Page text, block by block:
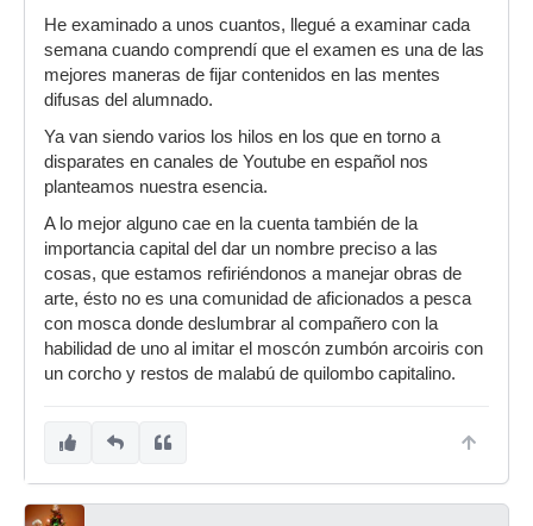
He examinado a unos cuantos, llegué a examinar cada
semana cuando comprendí que el examen es una de las
mejores maneras de fijar contenidos en las mentes
difusas del alumnado.
Ya van siendo varios los hilos en los que en torno a
disparates en canales de Youtube en español nos
planteamos nuestra esencia.
A lo mejor alguno cae en la cuenta también de la
importancia capital del dar un nombre preciso a las
cosas, que estamos refiriéndonos a manejar obras de
arte, ésto no es una comunidad de aficionados a pesca
con mosca donde deslumbrar al compañero con la
habilidad de uno al imitar el moscón zumbón arcoiris con
un corcho y restos de malabú de quilombo capitalino.